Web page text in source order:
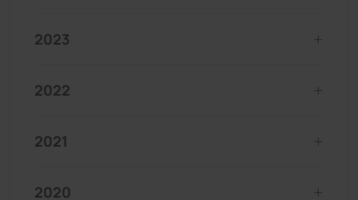
2023
2022
2021
2020